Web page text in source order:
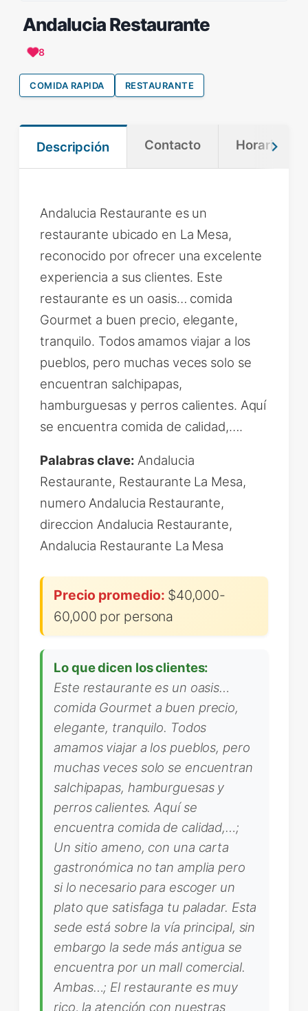
Andalucia Restaurante
8
COMIDA RAPIDA RESTAURANTE
Descripción Contacto Horario
Andalucia Restaurante es un
restaurante ubicado en La Mesa,
reconocido por ofrecer una excelente
experiencia a sus clientes. Este
restaurante es un oasis… comida
Gourmet a buen precio, elegante,
tranquilo. Todos amamos viajar a los
pueblos, pero muchas veces solo se
encuentran salchipapas,
hamburguesas y perros calientes. Aquí
se encuentra comida de calidad,….
Palabras clave: Andalucia
Restaurante, Restaurante La Mesa,
numero Andalucia Restaurante,
direccion Andalucia Restaurante,
Andalucia Restaurante La Mesa
Precio promedio: $40,000-
60,000 por persona
Lo que dicen los clientes:
Este restaurante es un oasis…
comida Gourmet a buen precio,
elegante, tranquilo. Todos
amamos viajar a los pueblos, pero
muchas veces solo se encuentran
salchipapas, hamburguesas y
perros calientes. Aquí se
encuentra comida de calidad,…;
Un sitio ameno, con una carta
gastronómica no tan amplia pero
si lo necesario para escoger un
plato que satisfaga tu paladar. Esta
sede está sobre la vía principal, sin
embargo la sede más antigua se
encuentra por un mall comercial.
Ambas…; El restaurante es muy
rico, la atención con nuestras